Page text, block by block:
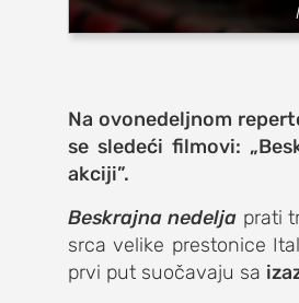
Na ovonedeljnom
se sledeći filmovi:
akciji”.
Beskrajna nedeljaprati
srca velike prestonice
prvi put suočavaju sa